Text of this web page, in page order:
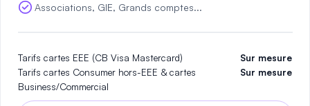
Associations, GIE, Grands comptes...
Tarifs cartes EEE (CB Visa Mastercard)
Sur mesure
Tarifs cartes Consumer hors-EEE & cartes
Business/Commercial
Sur mesure